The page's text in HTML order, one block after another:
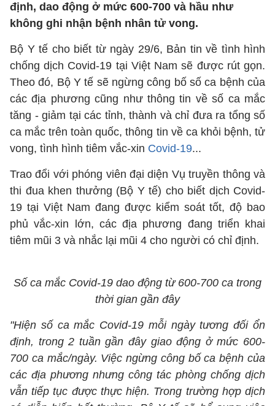
định, dao động ở mức 600-700 và hầu như
không ghi nhận bệnh nhân tử vong.
Bộ Y tế cho biết từ ngày 29/6, Bản tin về tình hình
chống dịch Covid-19 tại Việt Nam sẽ được rút gọn.
Theo đó, Bộ Y tế sẽ ngừng công bố số ca bệnh của
các địa phương cũng như thông tin về số ca mắc
tăng - giảm tại các tỉnh, thành và chỉ đưa ra tổng số
ca mắc trên toàn quốc, thông tin về ca khỏi bệnh, tử
vong, tình hình tiêm vắc-xin Covid-19...
Trao đổi với phóng viên đại diện Vụ truyền thông và
thi đua khen thưởng (Bộ Y tế) cho biết dịch Covid-
19 tại Việt Nam đang được kiểm soát tốt, độ bao
phủ vắc-xin lớn, các địa phương đang triển khai
tiêm mũi 3 và nhắc lại mũi 4 cho người có chỉ định.
Số ca mắc Covid-19 dao động từ 600-700 ca trong
thời gian gần đây
"Hiện số ca mắc Covid-19 mỗi ngày tương đối ổn
định, trong 2 tuần gần đây giao động ở mức 600-
700 ca mắc/ngày. Việc ngừng công bố ca bệnh của
các địa phương nhưng công tác phòng chống dịch
vẫn tiếp tục được thực hiện. Trong trường hợp dịch